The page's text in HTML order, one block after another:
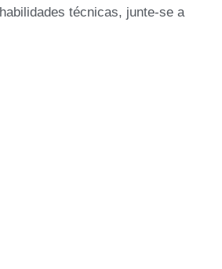
técnicas, junte-se a